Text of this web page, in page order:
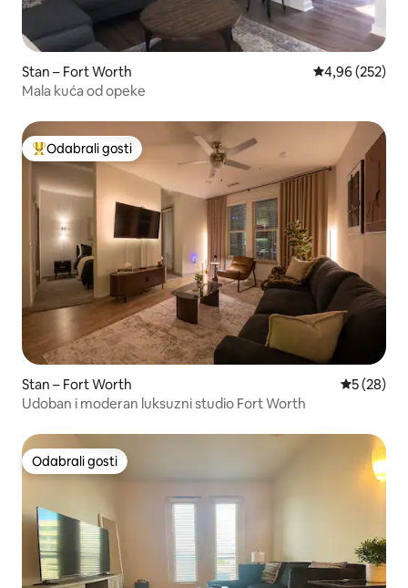
Stan – Fort Worth Prosječna
4,96 (252)
Mala kuća od opeke
Među najviše rangiranima s oznakom „Odabrali gosti”
Odabrali gosti
Stan – Fort Worth Prosječna
5 (28)
Udoban i moderan luksuzni studio Fort Worth
Odabrali gosti
Odabrali gosti